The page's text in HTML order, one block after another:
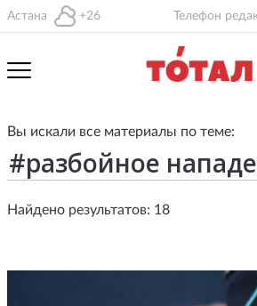
Астана +26 Телефон
Вы искали все материалы по теме:
Найдено результатов: 18